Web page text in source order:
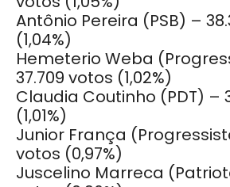
Antônio Pereira (PSB) –
(1,04%)
Hemeterio Weba
37.709 votos (1,02%)
Claudia Coutinho (PDT) –
(1,01%)
Junior França
votos (0,97%)
Juscelino Marreca